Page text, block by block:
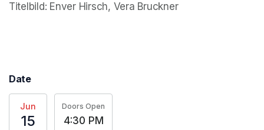
(opens in a new tab)
Titelbild: Enver Hirsch, Vera Bruckner
Date
Jun
15
Doors Open
4:30 PM